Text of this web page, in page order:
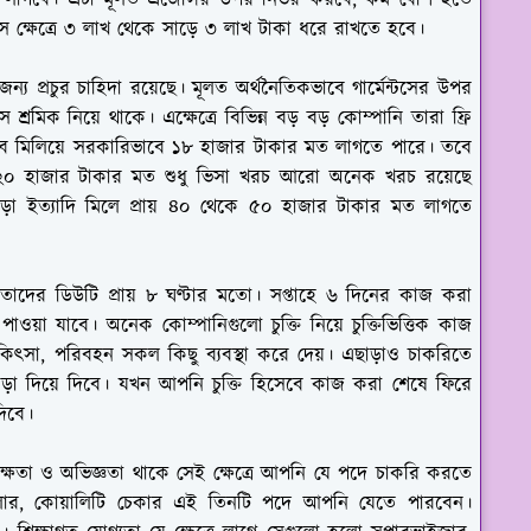
৩ লাখ থেকে সাড়ে ৩ লাখ টাকা ধরে রাখতে হবে।
প্রচুর চাহিদা রয়েছে। মূলত অর্থনৈতিকভাবে গার্মেন্টসের উপর
শ্রমিক নিয়ে থাকে। এক্ষেত্রে বিভিন্ন বড় বড় কোম্পানি তারা ফ্রি
সরকারিভাবে ১৮ হাজার টাকার মত লাগতে পারে। তবে
হাজার টাকার মত শুধু ভিসা খরচ আরো অনেক খরচ রয়েছে
ইত্যাদি মিলে প্রায় ৪০ থেকে ৫০ হাজার টাকার মত লাগতে
তাদের ডিউটি প্রায় ৮ ঘণ্টার মতো। সপ্তাহে ৬ দিনের কাজ করা
যাবে। অনেক কোম্পানিগুলো চুক্তি নিয়ে চুক্তিভিত্তিক কাজ
পরিবহন সকল কিছু ব্যবস্থা করে দেয়। এছাড়াও চাকরিতে
দিয়ে দিবে। যখন আপনি চুক্তি হিসেবে কাজ করা শেষে ফিরে
ও অভিজ্ঞতা থাকে সেই ক্ষেত্রে আপনি যে পদে চাকরি করতে
কোয়ালিটি চেকার এই তিনটি পদে আপনি যেতে পারবেন।